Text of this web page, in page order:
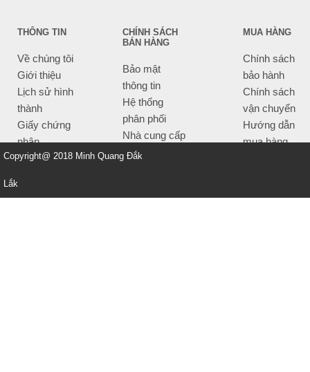
THÔNG TIN
Về chúng tôi
Giới thiệu
Lịch sử hình
thành
Giấy chứng
nhận
CHÍNH SÁCH
BÁN HÀNG
Bảo mật
thông tin
Hệ thống
phân phối
Nhà cung cấp
Tiêu chí bán
MUA HÀNG
Chính sách
bảo hành
Chính sách
vận chuyển
Hướng dẫn
mua hàng
Copyright@ 2018 Minh Quang Đắk
Lắk